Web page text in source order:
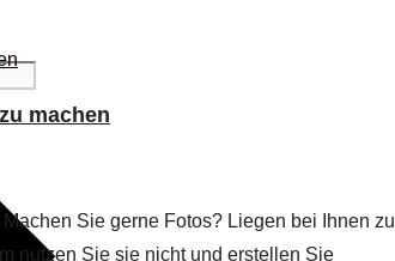
machen
Sie gerne Fotos? Liegen bei Ihnen zu
nutzen Sie sie nicht und erstellen Sie